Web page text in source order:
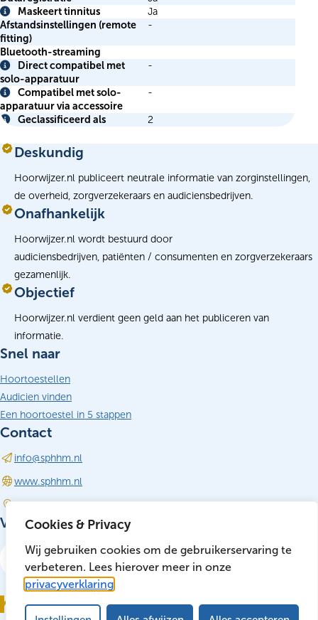
Cookies & Privacy
Wij gebruiken cookies om de gebruikerservaring te
verbeteren. Lees hierover meer in onze
privacyverklaring
Info
Maskeert tinnitus
Ja
Afstandsinstellingen (remote
fitting)
-
Bluetooth-streaming
Info
Direct compatibel met
solo-apparatuur
-
Info
Compatibel met solo-
apparatuur via accessoire
-
Geclassificeerd als 2
Deskundig
Hoorwijzer.nl publiceert neutrale informatie van zorginstellingen,
de overheid, zorgverzekeraars en audiciensbedrijven.
Onafhankelijk
Hoorwijzer.nl wordt bestuurd door
audiciensbedrijven, patiënten / consumenten en zorgverzekeraars
gezamenlijk.
Objectief
Hoorwijzer.nl verdient geen geld aan het publiceren van
informatie.
Snel naar
Hoortoestellen
Audicien vinden
Een hoortoestel in 5 stappen
Contact
info@sphhm.nl
www.sphhm.nl
Driebergen-Rijsenburg
Volg ons
(opent in nieuw tabblad)